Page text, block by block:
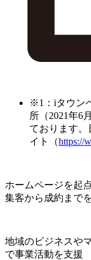
※1：iタウン
所（2021年6
ております。
イト（https://
ホームページを起
集客から成約まで
地域のビジネスや
で事業活動を支援